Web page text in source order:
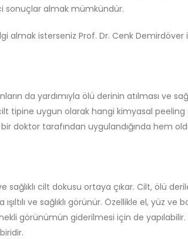
sonuçlar almak mümkündür.
almak isterseniz Prof. Dr. Cenk Demirdöver
da yardımıyla ölü derinin atılması ve
tipine uygun olarak hangi kimyasal
doktor tarafından uygulandığında hem
cilt dokusu ortaya çıkar. Cilt, ölü
ve sağlıklı görünür. Özellikle el, yüz
görünümün giderilmesi için de